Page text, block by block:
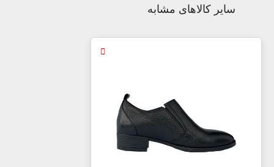
سایر کالاهای مشابه